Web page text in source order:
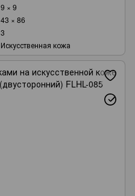
9 × 9
43 × 86
3
Искусственная кожа